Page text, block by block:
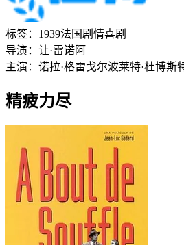
标签： 1939法国 剧情喜剧
导演： 让·雷诺阿
主演： 诺拉·格雷戈尔波莱特·杜博斯
精疲力尽